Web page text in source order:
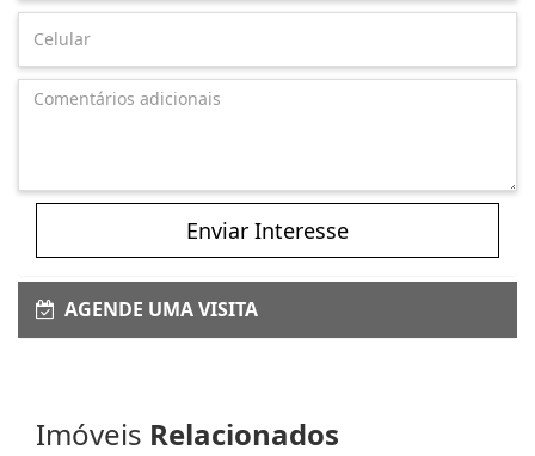
Enviar Interesse
AGENDE UMA VISITA
Imóveis Relacionados